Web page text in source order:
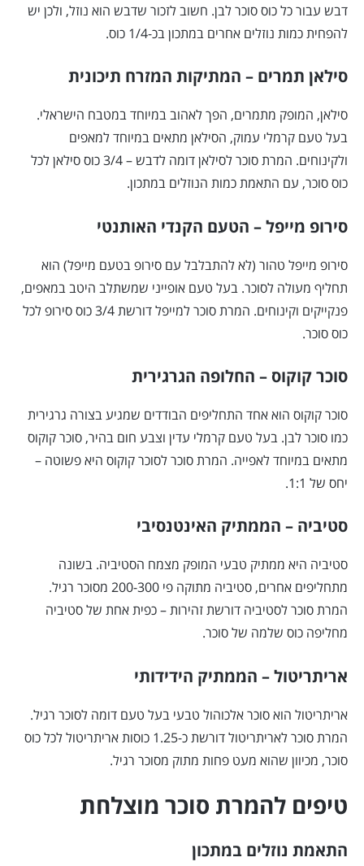
דבש עבור כל כוס סוכר לבן. חשוב לזכור שדבש הוא נוזל, ולכן יש
להפחית כמות נוזלים אחרים במתכון בכ-1/4 כוס.
סילאן תמרים – המתיקות המזרח תיכונית
סילאן, המופק מתמרים, הפך לאהוב במיוחד במטבח הישראלי.
בעל טעם קרמלי עמוק, הסילאן מתאים במיוחד למאפים
ולקינוחים. המרת סוכר לסילאן דומה לדבש – 3/4 כוס סילאן לכל
כוס סוכר, עם התאמת כמות הנוזלים במתכון.
סירופ מייפל – הטעם הקנדי האותנטי
סירופ מייפל טהור (לא להתבלבל עם סירופ בטעם מייפל) הוא
תחליף מעולה לסוכר. בעל טעם אופייני שמשתלב היטב במאפים,
פנקייקים וקינוחים. המרת סוכר למייפל דורשת 3/4 כוס סירופ לכל
כוס סוכר.
סוכר קוקוס – החלופה הגרגירית
סוכר קוקוס הוא אחד התחליפים הבודדים שמגיע בצורה גרגירית
כמו סוכר לבן. בעל טעם קרמלי עדין וצבע חום בהיר, סוכר קוקוס
מתאים במיוחד לאפייה. המרת סוכר לסוכר קוקוס היא פשוטה –
יחס של 1:1.
סטיביה – הממתיק האינטנסיבי
סטיביה היא ממתיק טבעי המופק מצמח הסטיביה. בשונה
מתחליפים אחרים, סטיביה מתוקה פי 200-300 מסוכר רגיל.
המרת סוכר לסטיביה דורשת זהירות – כפית אחת של סטיביה
מחליפה כוס שלמה של סוכר.
אריתריטול – הממתיק הידידותי
אריתריטול הוא סוכר אלכוהול טבעי בעל טעם דומה לסוכר רגיל.
המרת סוכר לאריתריטול דורשת כ-1.25 כוסות אריתריטול לכל כוס
סוכר, מכיוון שהוא מעט פחות מתוק מסוכר רגיל.
טיפים להמרת סוכר מוצלחת
התאמת נוזלים במתכון